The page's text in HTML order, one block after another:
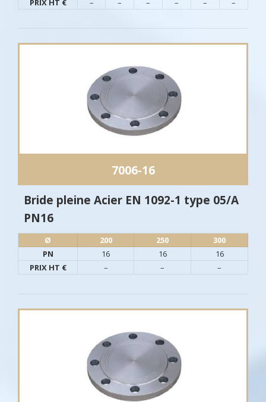
PRIX HT € – – – – – –
7006-16
Bride pleine Acier EN 1092-1 type 05/A
PN16
Ø​ 200 250
300
PN
16 16
16
PRIX HT €
– – –